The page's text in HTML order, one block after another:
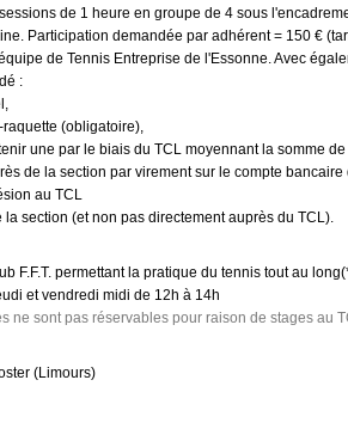
de 1 heure en groupe de 4 sous
demandée par adhérent = 150 € (tarif
de Tennis Entreprise de l'Essonne. Avec
:
(obligatoire),
une par le biais du TCL moyennant la somme
de la section par virement sur le compte bancaire
au TCL
section (et non pas directement auprès du TCL).
F.F.T. permettant la pratique du tennis tout au
et vendredi midi de 12h à 14h
ne sont pas réservables pour raison de stages au
(Limours)